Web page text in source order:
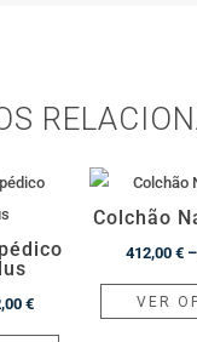
€Price
range:This
Colchão
412,00€ –
VER